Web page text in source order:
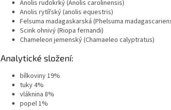
Anolis rudokrký(Anolis carolinensis)
Anolis rytířský (anolis equestris)
Felsuma madagaskarská (Phelsuma
Scink ohnivý (Riopa fernandi)
Chameleon jemenský (Chamaeleo calyptratus)
Analytické složení:
bílkoviny 19%
tuky 4%
vláknina 8%
popel 1%